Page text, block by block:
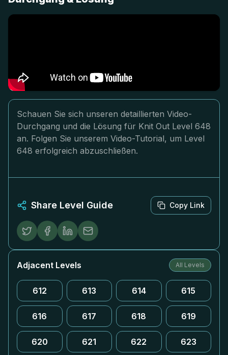
Schauen Sie sich unseren detaillierten Video-
Durchgang und die Lösung für Knit Out Level 648
an. Folgen Sie unserem Video-Tutorial, um Level
648 erfolgreich abzuschließen.
Share Level Guide Copy Link
Adjacent Levels All Levels
612 613 614 615
616 617 618 619
620 621 622 623